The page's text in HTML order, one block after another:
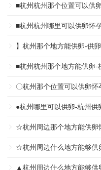
■杭州杭州那个位置可以供
■杭州杭州哪里可以供卵怀
】杭州那个地方能供卵-供
■杭州杭州那个地方能供卵-
〇杭州那个位置可以供卵怀
●杭州哪里可以供卵-杭州供
☆杭州周边那个地方能供卵
☆杭州周边什么地方能够供
▲杭州周边什么地方能够供